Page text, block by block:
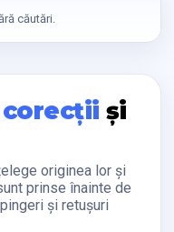
căutări.
și
originea lor și
prinse înainte de
și retușuri